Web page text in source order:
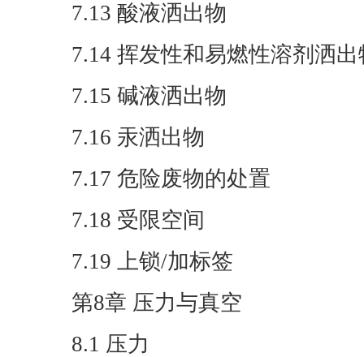
7.13 酸液洒出物
7.14 挥发性和易燃性溶剂洒出
7.15 碱液洒出物
7.16 汞洒出物
7.17 危险废物的处置
7.18 受限空间
7.19 上锁/加标签
第8章 压力与真空
8.1 压力